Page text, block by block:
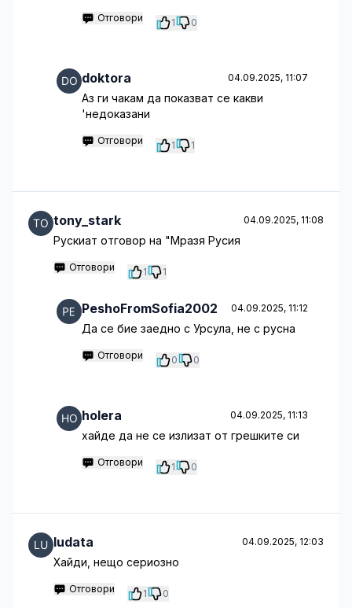
Отговори 1 0
doktora 04.09.2025, 11:07
Аз ги чакам да показват се какви
'недоказани
Отговори 1 1
tony_stark 04.09.2025, 11:08
Рускиат отговор на "Мразя Русия
Отговори 1 1
PeshoFromSofia2002 04.09.2025, 11:12
Да се бие заедно с Урсула, не с русна
Отговори 0 0
holera 04.09.2025, 11:13
хайде да не се излизат от грешките си
Отговори 1 0
ludata 04.09.2025, 12:03
Хайди, нещо сериозно
Отговори 1 0